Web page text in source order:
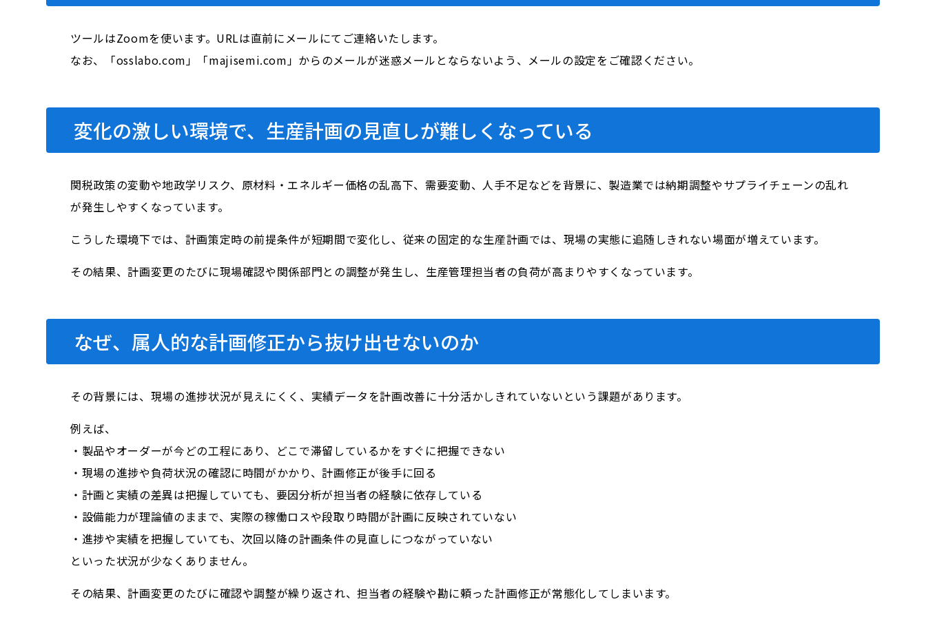
ツールはZoomを使います。URLは直前にメールにてご連絡いたします。
なお、「osslabo.com」「majisemi.com」からのメールが迷惑メールとならないよう、メールの設定をご確認ください。
変化の激しい環境で、生産計画の見直しが難しくなっている
関税政策の変動や地政学リスク、原材料・エネルギー価格の乱高下、需要変動、人手不足などを背景に、製造業では納期調整やサプライチェーンの乱れ
が発生しやすくなっています。
こうした環境下では、計画策定時の前提条件が短期間で変化し、従来の固定的な生産計画では、現場の実態に追随しきれない場面が増えています。
その結果、計画変更のたびに現場確認や関係部門との調整が発生し、生産管理担当者の負荷が高まりやすくなっています。
なぜ、属人的な計画修正から抜け出せないのか
その背景には、現場の進捗状況が見えにくく、実績データを計画改善に十分活かしきれていないという課題があります。
例えば、
・製品やオーダーが今どの工程にあり、どこで滞留しているかをすぐに把握できない
・現場の進捗や負荷状況の確認に時間がかかり、計画修正が後手に回る
・計画と実績の差異は把握していても、要因分析が担当者の経験に依存している
・設備能力が理論値のままで、実際の稼働ロスや段取り時間が計画に反映されていない
・進捗や実績を把握していても、次回以降の計画条件の見直しにつながっていない
といった状況が少なくありません。
その結果、計画変更のたびに確認や調整が繰り返され、担当者の経験や勘に頼った計画修正が常態化してしまいます。